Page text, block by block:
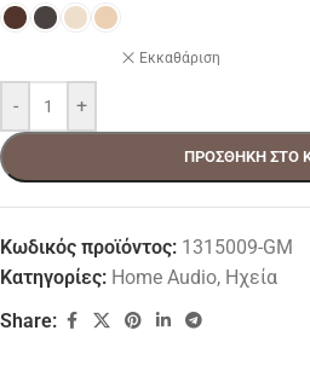
Εκκαθάριση
- +
ΠΡΟΣΘΉΚΗ ΣΤΟ
Κωδικός προϊόντος: 1315009-GM
Κατηγορίες: Home Audio, Ηχεία
Share: